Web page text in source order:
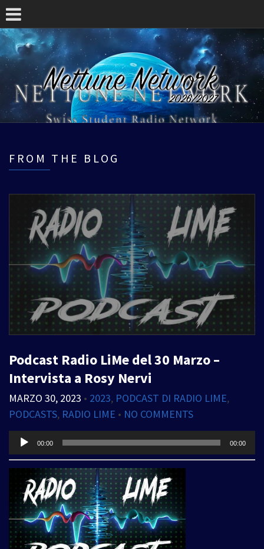
FROM THE BLOG
Podcast Radio LiMe del 30 Marzo –
Intervista a Rosy Nervi
MARZO 30, 2023 • 2023, PODCAST DI RADIO LIME,
PODCASTS, RADIO LIME • NO COMMENTS
Audio
Player
00:00 00:00